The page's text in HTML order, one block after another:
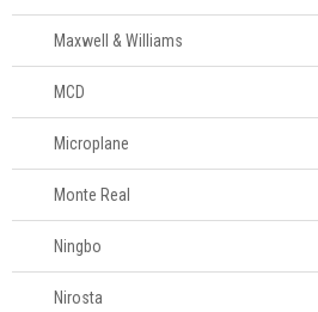
Maxwell & Williams
MCD
Microplane
Monte Real
Ningbo
Nirosta